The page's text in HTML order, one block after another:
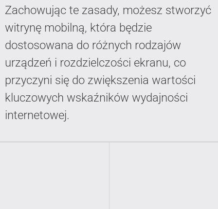
Zachowując te zasady, możesz stworzyć
witrynę mobilną, która będzie
dostosowana do różnych rodzajów
urządzeń i rozdzielczości ekranu, co
przyczyni się do zwiększenia wartości
kluczowych wskaźników wydajności
internetowej.